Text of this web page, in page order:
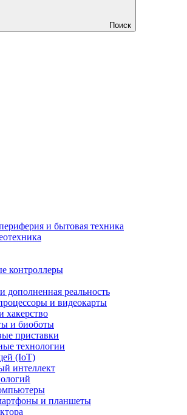
Поиск
и бытовая техника
контроллеры
дополненная реальность
и видеокарты
хакерство
и биоботы
приставки
технологии
(IoT)
интеллект
и планшеты